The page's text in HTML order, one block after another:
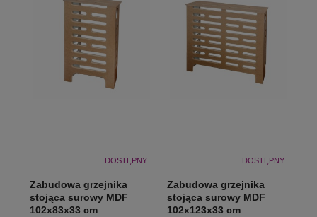
DOSTĘPNY
Zabudowa grzejnika
stojąca surowy MDF
102x83x33 cm
DOSTĘPNY
Zabudowa grzejnika
stojąca surowy MDF
102x123x33 cm